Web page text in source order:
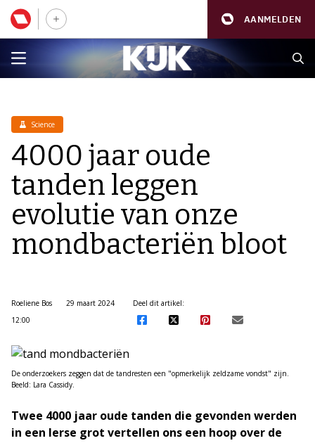
AANMELDEN
Science
4000 jaar oude
tanden leggen
evolutie van onze
mondbacteriën bloot
Roeliene Bos
29 maart 2024
12:00
Deel dit artikel:
De onderzoekers zeggen dat de tandresten een "opmerkelijk zeldzame vondst" zijn.
Beeld: Lara Cassidy.
Twee 4000 jaar oude tanden die gevonden werden
in een Ierse grot vertellen ons een hoop over de